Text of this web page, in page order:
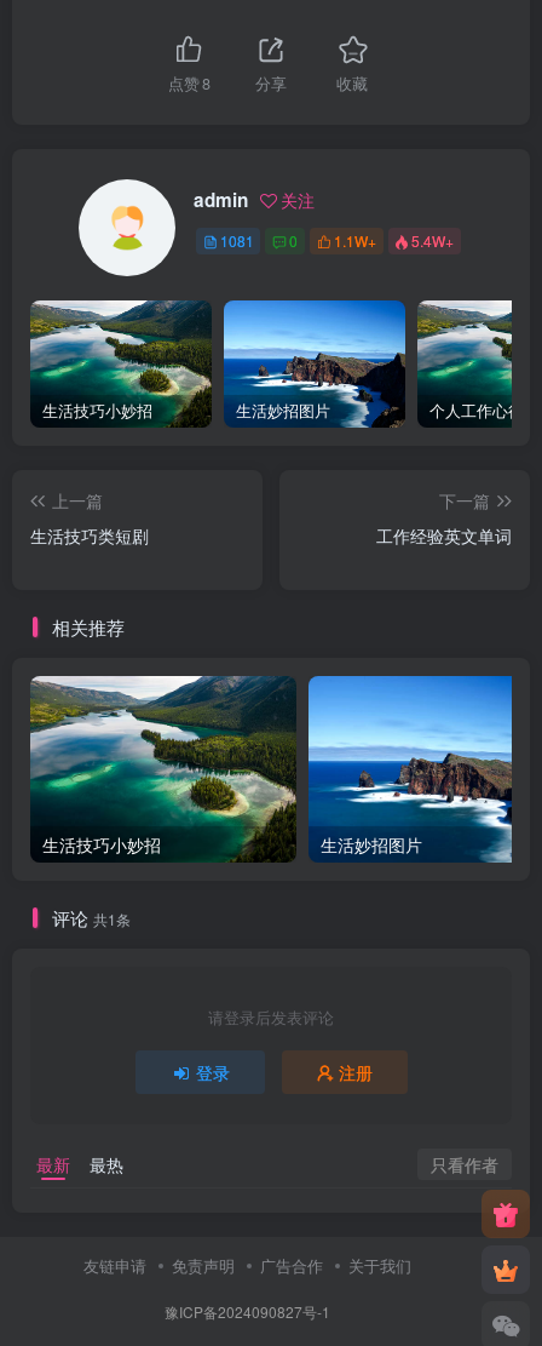
点赞8 分享 收藏
admin 关注
1081 0 1.1W+ 5.4W+
生活技巧小妙招 生活妙招图片
上一篇
生活技巧类短剧
下一篇
工作经验英文单词
相关推荐
生活技巧小妙招 生活妙招图片
评论 共1条
请登录后发表评论
登录 注册
最新 最热 只看作者
友链申请 免责声明 广告合作 关于我们
豫ICP备2024090827号-1